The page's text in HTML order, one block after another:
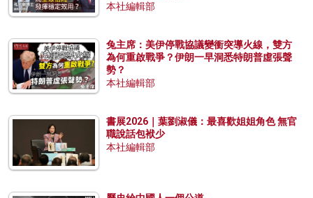
本社編輯部
兔主席：美伊停戰協議變衝突導火線，雙方
為何重啟戰爭？伊朗一早洞悉特朗普虛張聲
勢？
本社編輯部
書展2026｜葉劉淑儀：最喜歡姐姐角色 無官
職說話包袱少
本社編輯部